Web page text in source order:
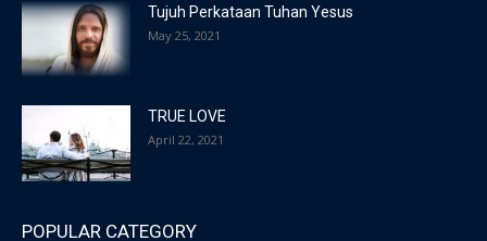
Tujuh Perkataan Tuhan Yesus
May 25, 2021
TRUE LOVE
April 22, 2021
POPULAR CATEGORY